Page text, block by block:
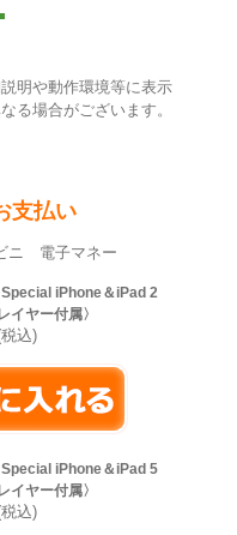
明や動作環境等に表示
る場合がございます。
支払い
ニ 電子マネー
iPhone＆iPad 2
イヤー付属〉
込)
Special iPhone＆iPad 5
イヤー付属〉
込)